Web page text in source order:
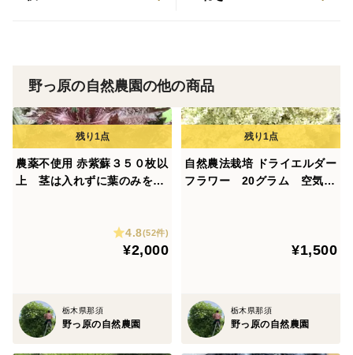
キタアカリは甘みが強い分、揚げると焦げやすくベ
クホク」の黄金食感に仕上がります。今夜のフライドポ
テトや素揚げにぜひ！
甘すぎない、本物のじゃがいもの味がして、
ぞ、じゃがいも！」という豊かな香りとホクホク感があ
り、男爵の右に出るものはありません。
野っ原の自然農園の他の商品
農薬不使用 赤紫蘇３５０枚以
上 茎は入れずに葉のみを箱
野菜もお入れしてお届け致し
ます 茎付きで換算すると約
4.8(52件)
¥2,000
栃木県那須
野っ原の自然農園
自然農法栽培 ドライエルダー
フラワー 20グラム 空気の
¥1,500
栃木県那須
野っ原の自然農園